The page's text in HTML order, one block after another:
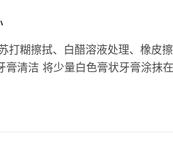
打糊擦拭、白醋溶液处理、橡皮
清洁 将少量白色膏状牙膏涂抹